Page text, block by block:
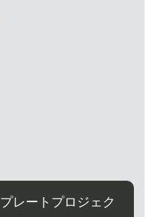
レートプロジェク